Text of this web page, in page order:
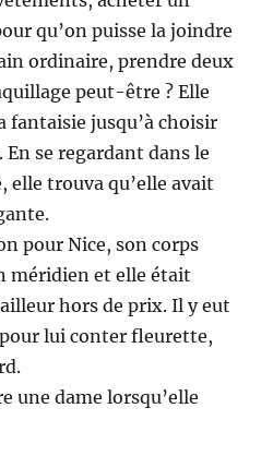
qu’on puisse la joindre
ordinaire, prendre deux
peut-être ? Elle
fantaisie jusqu’à choisir
En se regardant dans le
elle trouva qu’elle avait
pour Nice, son corps
méridien et elle était
hors de prix. Il y eut
lui conter fleurette,
une dame lorsqu’elle